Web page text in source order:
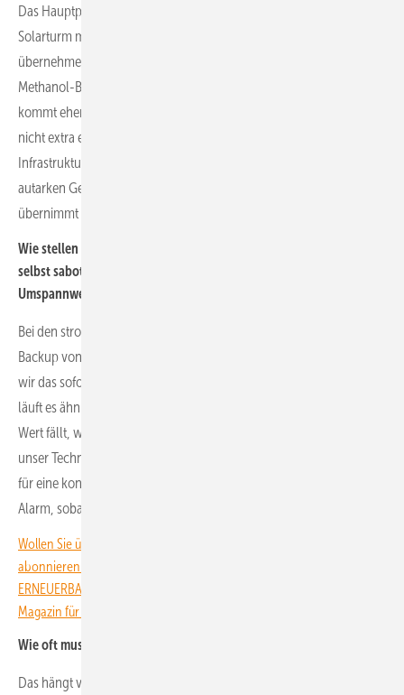
Das Hauptprodukt, gerade bei Umspannwerken, ist der autarke
Solarturm mit Solarpaneelen an der Außenseite. Die Module
übernehmen die Grundversorgung. Im Inneren hat der Turm eine
Methanol-Brennstoffzelle als Backup. Das stromgebundene System
kommt eher selten zum Einsatz. Denn die Netzbetreiber wollen
nicht extra eine Stromversorgung installieren und auch keine eigene
Infrastruktur bereitstellen. Deshalb kommen in der Regel die
autarken Geräte zum Einsatz. Bauwatch stellt das System auf und
übernimmt alles Weitere, inklusive des Services.
Wie stellen Sie sicher, dass nicht zuerst die Sicherheitsanlage
selbst sabotiert wird, bevor jemand in den Solarpark oder das
Umspannwerk eindringt?
Bei den stromgebundenen Türmen haben wir immer einen Akku-
Backup von bis zu 96 Stunden. Wenn jemand das Kabel zieht, sehen
wir das sofort und bekommen einen Alarm. Bei den Solartürmen
läuft es ähnlich: Wenn der Methanolstand unter einen bestimmten
Wert fällt, wird automatisch eine Serviceanfrage ausgelöst, und
unser Techniker füllt nach. Zusätzlich sorgt eine Sabotagekamera
für eine konstante Überwachung des Turmes selbst und schlägt
Alarm, sobald sich Unbefugte am System zu schaffen machen.
Wollen Sie über die Energiewende auf dem Laufenden bleiben? Dann
abonnieren Sie einfach den kostenlosen Newsletter von
ERNEUERBARE ENERGIEN – dem größten verbandsunabhängigen
Magazin für erneuerbare Energien in Deutschland!
Wie oft muss das Methanol nachgefüllt werden?
Das hängt vom Standort ab. In Südeuropa seltener als in